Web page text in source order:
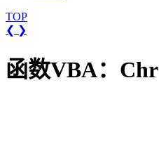
TOP
❮ ❯
函数VBA：Chr